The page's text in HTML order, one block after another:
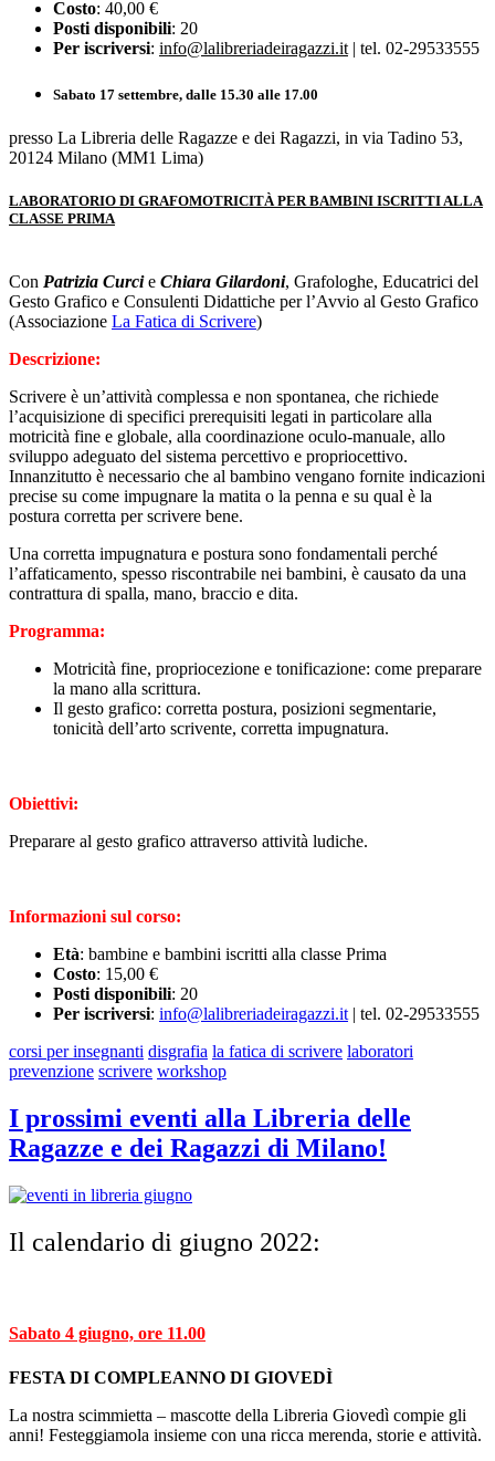
Costo: 40,00 €
Posti disponibili: 20
Per iscriversi: info@lalibreriadeiragazzi.it| tel. 02-29533555
Sabato 17 settembre, dalle 15.30 alle 17.00
presso La Libreria delle Ragazze e dei Ragazzi, in via Tadino 53,
20124 Milano (MM1 Lima)
LABORATORIO DI GRAFOMOTRICITÀ PER BAMBINI ISCRITTI ALLA
CLASSE PRIMA
Con Patrizia Curcie Chiara Gilardoni, Grafologhe, Educatrici del
Gesto Grafico e Consulenti Didattiche per l’Avvio al Gesto Grafico
(Associazione La Fatica di Scrivere)
Descrizione:
Scrivere è un’attività complessa e non spontanea, che richiede
l’acquisizione di specifici prerequisiti legati in particolare alla
motricità fine e globale, alla coordinazione oculo-manuale, allo
sviluppo adeguato del sistema percettivo e propriocettivo.
Innanzitutto è necessario che al bambino vengano fornite indicazioni
precise su come impugnare la matita o la penna e su qual è la
postura corretta per scrivere bene.
Una corretta impugnatura e postura sono fondamentali perché
l’affaticamento, spesso riscontrabile nei bambini, è causato da una
contrattura di spalla, mano, braccio e dita.
Programma:
Motricità fine, propriocezione e tonificazione: come preparare
la mano alla scrittura.
Il gesto grafico: corretta postura, posizioni segmentarie,
tonicità dell’arto scrivente, corretta impugnatura.
Obiettivi:
Preparare al gesto grafico attraverso attività ludiche.
Informazioni sul corso:
Età: bambine e bambini iscritti alla classe Prima
Costo: 15,00 €
Posti disponibili: 20
Per iscriversi: info@lalibreriadeiragazzi.it | tel. 02-29533555
corsi per insegnanti disgrafia la fatica di scrivere laboratori
prevenzione scrivere workshop
I prossimi eventi alla Libreria delle
Ragazze e dei Ragazzi di Milano!
Il calendario di giugno 2022:
Sabato 4 giugno, ore 11.00
FESTA DI COMPLEANNO DI GIOVEDÌ
La nostra scimmietta – mascotte della Libreria Giovedì compie gli
anni! Festeggiamola insieme con una ricca merenda, storie e attività.